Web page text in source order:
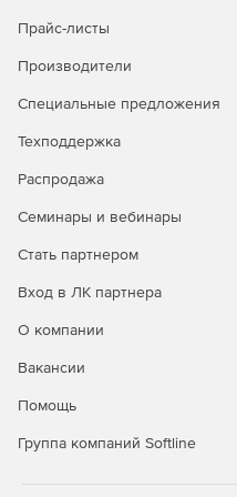
Прайс-листы
Производители
Специальные предложения
Техподдержка
Распродажа
Семинары и вебинары
Стать партнером
Вход в ЛК партнера
О компании
Вакансии
Помощь
Группа компаний Softline